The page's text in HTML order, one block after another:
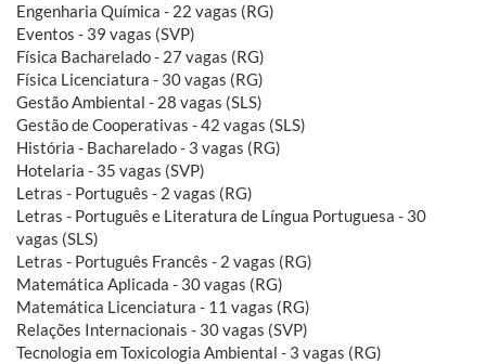
Engenharia Química - 22 vagas (RG)
Eventos - 39 vagas (SVP)
Física Bacharelado - 27 vagas (RG)
Física Licenciatura - 30 vagas (RG)
Gestão Ambiental - 28 vagas (SLS)
Gestão de Cooperativas - 42 vagas (SLS)
História - Bacharelado - 3 vagas (RG)
Hotelaria - 35 vagas (SVP)
Letras - Português - 2 vagas (RG)
Letras - Português e Literatura de Língua Portuguesa - 30
vagas (SLS)
Letras - Português Francês - 2 vagas (RG)
Matemática Aplicada - 30 vagas (RG)
Matemática Licenciatura - 11 vagas (RG)
Relações Internacionais - 30 vagas (SVP)
Tecnologia em Toxicologia Ambiental - 3 vagas (RG)